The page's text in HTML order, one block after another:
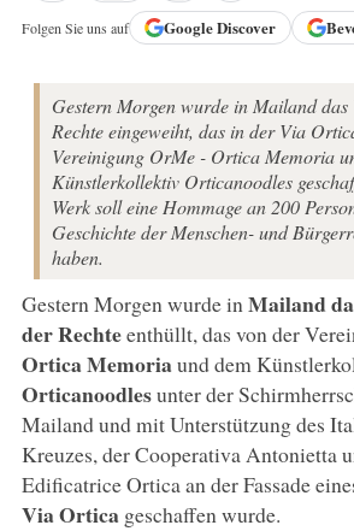
Folgen Sie uns auf GoogleDiscover
Gestern Morgen wurde in Mailand das
Rechte eingeweiht, das in der Via
Vereinigung OrMe - Ortica Memoria
Künstlerkollektiv Orticanoodles
Werk soll eine Hommage an 200
Geschichte der Menschen- und
haben.
Gestern Morgen wurde inMailand
der Rechteenthüllt, das von der
Ortica Memoriaund dem
Orticanoodlesunter der
Mailand und mit Unterstützung des
Kreuzes, der Cooperativa Antonietta
Edificatrice Ortica an der Fassade
Via Ortica geschaffen wurde.